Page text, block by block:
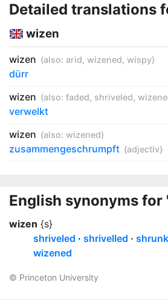
Detailed translations
wizen
wizen (also: arid, wizened, wispy)
dürr
wizen (also: faded, shriveled,
verwelkt
wizen (also: wizened)
zusammengeschrumpft {adjectiv}
English synonyms for
wizen {s}
shriveled
shrivelled
wizened
© Princeton University